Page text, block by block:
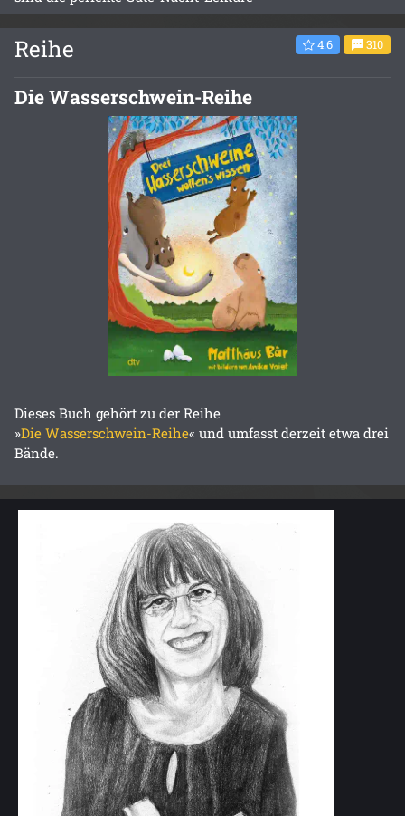
Reihe 4.6 310
Die Wasserschwein-Reihe
Dieses Buch gehört zu der Reihe
»Die Wasserschwein-Reihe« und umfasst derzeit etwa drei
Bände.